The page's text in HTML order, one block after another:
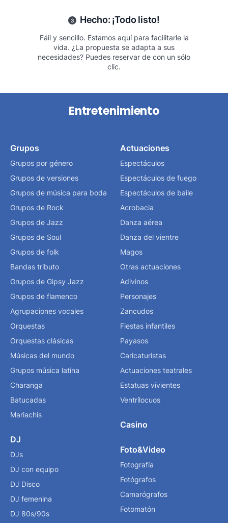
3 Hecho: ¡Todo listo!
Fáil y sencillo. Estamos aquí para facilitarle la
vida. ¿La propuesta se adapta a sus
necesidades? Puedes reservar de con un sólo
clic.
Entretenimiento
Grupos
Grupos por género
Grupos de versiones
Grupos de música para boda
Grupos de Rock
Grupos de Jazz
Grupos de Soul
Grupos de folk
Bandas tributo
Grupos de Gipsy Jazz
Grupos de flamenco
Agrupaciones vocales
Orquestas
Orquestas clásicas
Músicas del mundo
Grupos música latina
Charanga
Batucadas
Mariachis
DJ
DJs
DJ con equipo
DJ Disco
DJ femenina
DJ 80s/90s
Actuaciones
Espectáculos
Espectáculos de fuego
Espectáculos de baile
Acrobacia
Danza aérea
Danza del vientre
Magos
Otras actuaciones
Adivinos
Personajes
Zancudos
Fiestas infantiles
Payasos
Caricaturistas
Actuaciones teatrales
Estatuas vivientes
Ventrílocuos
Casino
Foto&Video
Fotografía
Fotógrafos
Camarógrafos
Fotomatón